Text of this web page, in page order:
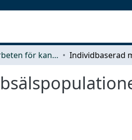
Examensarbeten för kandidatexamen